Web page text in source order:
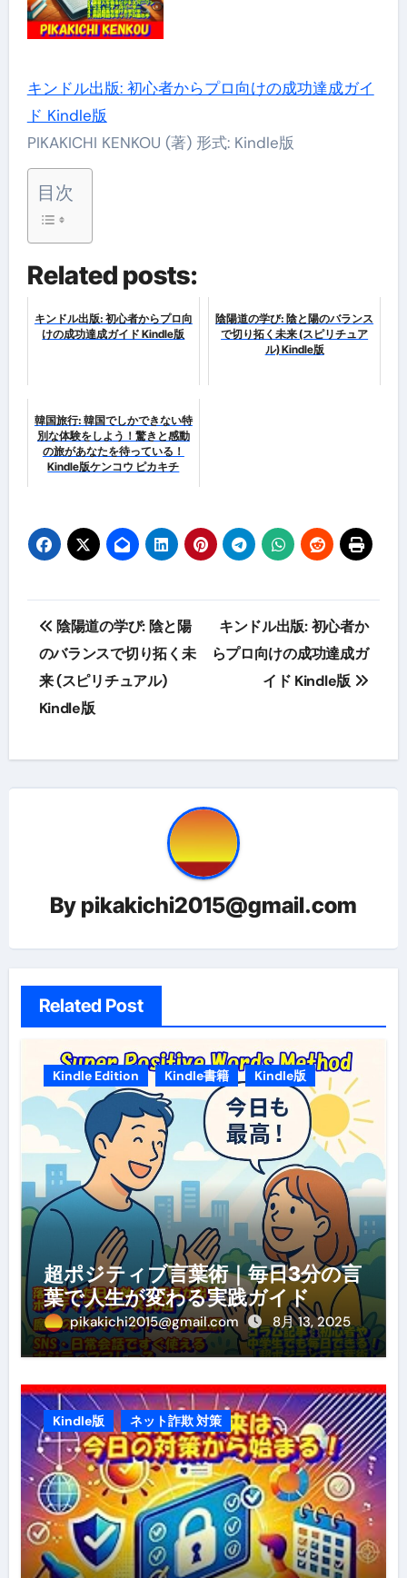
キンドル出版: 初心者からプロ向けの成功達成ガイ
ド Kindle版
PIKAKICHI KENKOU (著) 形式: Kindle版
目次
Related posts:
キンドル出版: 初心者からプロ向
けの成功達成ガイド Kindle版
陰陽道の学び: 陰と陽のバランス
で切り拓く未来 (スピリチュア
ル) Kindle版
韓国旅行: 韓国でしかできない特
別な体験をしよう！驚きと感動
の旅があなたを待っている！
Kindle版ケンコウ ピカキチ
投
稿
ナ
ゲ
ン
陰陽道の学び: 陰と陽
のバランスで切り拓く未
来 (スピリチュアル)
Kindle版
キンドル出版: 初心者か
らプロ向けの成功達成ガ
イド Kindle版
By pikakichi2015@gmail.com
Related Post
Kindle Edition Kindle書籍 Kindle版
超ポジティブ言葉術｜毎日3分の言
葉で人生が変わる実践ガイド
pikakichi2015@gmail.com 8月 13, 2025
Kindle版 ネット詐欺 対策